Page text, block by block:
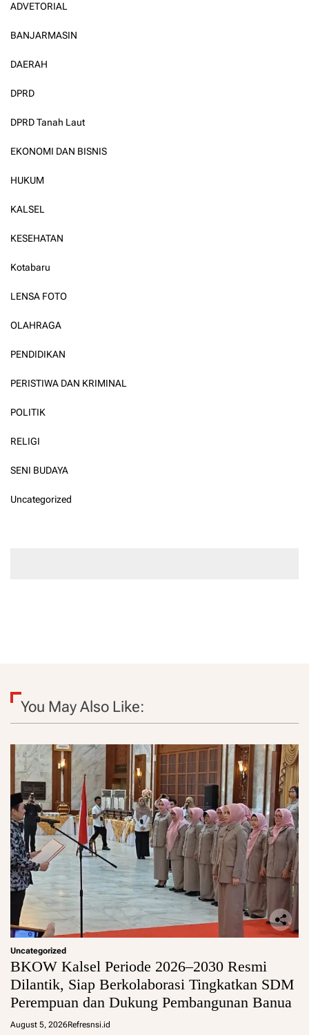
ADVETORIAL
BANJARMASIN
DAERAH
DPRD
DPRD Tanah Laut
EKONOMI DAN BISNIS
HUKUM
KALSEL
KESEHATAN
Kotabaru
LENSA FOTO
OLAHRAGA
PENDIDIKAN
PERISTIWA DAN KRIMINAL
POLITIK
RELIGI
SENI BUDAYA
Uncategorized
You May Also Like:
Uncategorized
BKOW Kalsel Periode 2026–2030 Resmi
Dilantik, Siap Berkolaborasi Tingkatkan SDM
Perempuan dan Dukung Pembangunan Banua
August 5, 2026Refresnsi.id